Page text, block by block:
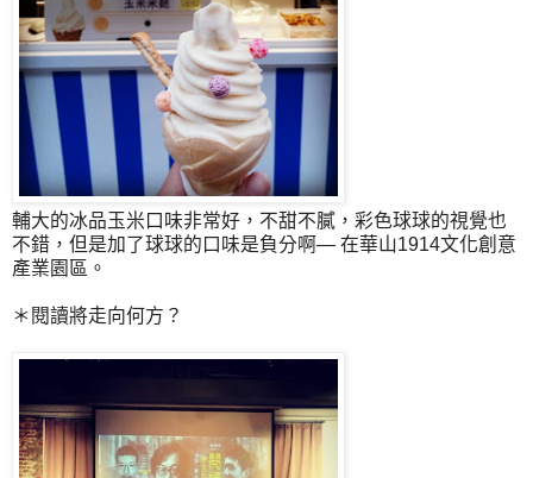
輔大的冰品玉米口味非常好，不甜不膩，彩色球球的視覺也
不錯，但是加了球球的口味是負分啊— 在華山1914文化創意
產業園區。
＊閱讀將走向何方？